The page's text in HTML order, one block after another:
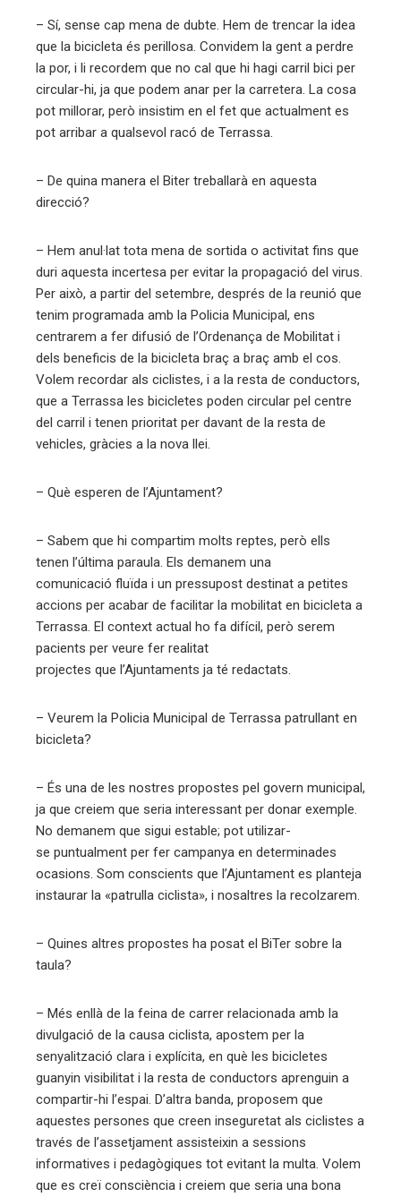
– Sí, sense cap mena de dubte. Hem de trencar la idea
que la bicicleta és perillosa. Convidem la gent a perdre
la por, i li recordem que no cal que hi hagi carril bici per
circular-hi, ja que podem anar per la carretera. La cosa
pot millorar, però insistim en el fet que actualment es
pot arribar a qualsevol racó de Terrassa.
– De quina manera el Biter treballarà en aquesta
direcció?
– Hem anul·lat tota mena de sortida o activitat fins que
duri aquesta incertesa per evitar la propagació del virus.
Per això, a partir del setembre, després de la reunió que
tenim programada amb la Policia Municipal, ens
centrarem a fer difusió de l’Ordenança de Mobilitat i
dels beneficis de la bicicleta braç a braç amb el cos.
Volem recordar als ciclistes, i a la resta de conductors,
que a Terrassa les bicicletes poden circular pel centre
del carril i tenen prioritat per davant de la resta de
vehicles, gràcies a la nova llei.
– Què esperen de l’Ajuntament?
– Sabem que hi compartim molts reptes, però ells
tenen l’última paraula. Els demanem una
comunicació fluïda i un pressupost destinat a petites
accions per acabar de facilitar la mobilitat en bicicleta a
Terrassa. El context actual ho fa difícil, però serem
pacients per veure fer realitat
projectes que l’Ajuntaments ja té redactats.
– Veurem la Policia Municipal de Terrassa patrullant en
bicicleta?
– És una de les nostres propostes pel govern municipal,
ja que creiem que seria interessant per donar exemple.
No demanem que sigui estable; pot utilizar-
se puntualment per fer campanya en determinades
ocasions. Som conscients que l’Ajuntament es planteja
instaurar la «patrulla ciclista», i nosaltres la recolzarem.
– Quines altres propostes ha posat el BiTer sobre la
taula?
– Més enllà de la feina de carrer relacionada amb la
divulgació de la causa ciclista, apostem per la
senyalització clara i explícita, en què les bicicletes
guanyin visibilitat i la resta de conductors aprenguin a
compartir-hi l’espai. D’altra banda, proposem que
aquestes persones que creen inseguretat als ciclistes a
través de l’assetjament assisteixin a sessions
informatives i pedagògiques tot evitant la multa. Volem
que es creï consciència i creiem que seria una bona